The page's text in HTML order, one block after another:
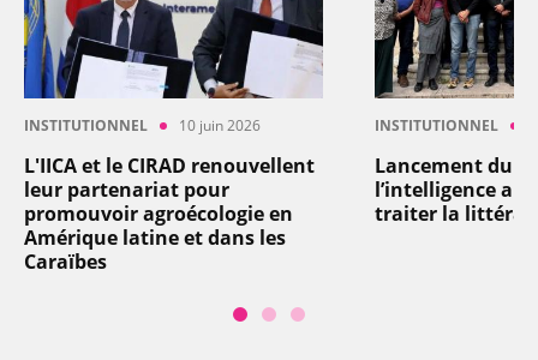
INSTITUTIONNEL 10 juin 2026
L'IICA et le CIRAD renouvellent
leur partenariat pour
promouvoir agroécologie en
Amérique latine et dans les
Caraïbes
INSTITUTIONNEL
Lancement du
l’intelligence
traiter la